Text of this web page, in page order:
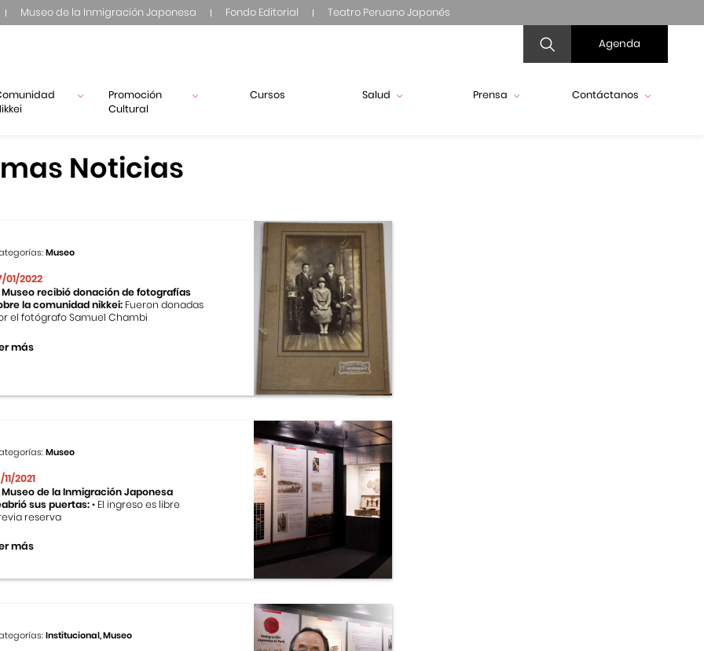
Museo de la Inmigración Japonesa Fondo Editorial Teatro Peruano Japonés
Agenda
Promoción
Cultural
Cursos Salud Prensa Contáctanos
Noticias
Museo
01/2022
Museo recibió donación de fotografías
la comunidad nikkei: Fueron donadas
el fotógrafo Samuel Chambi
más
Museo
11/2021
Museo de la Inmigración Japonesa
sus puertas:• El ingreso es libre
reserva
más
Institucional, Museo